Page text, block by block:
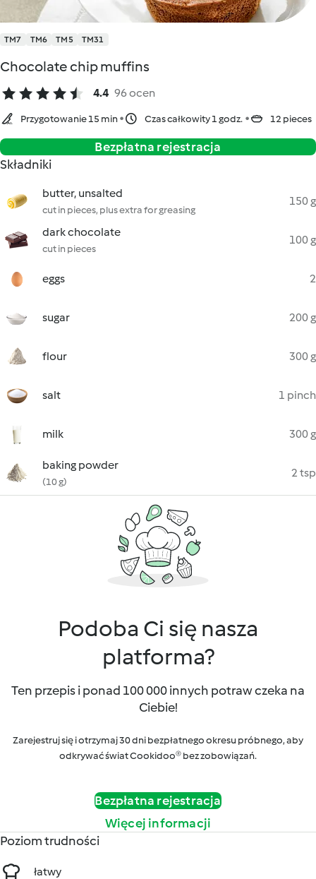
TM7 TM6 TM5 TM31
Chocolate chip muffins
4.4 96 ocen
Przygotowanie 15 min Czas całkowity 1 godz. 12 pieces
Bezpłatna rejestracja
Składniki
butter, unsalted
cut in pieces, plus extra for greasing
150 g
dark chocolate
cut in pieces
100 g
eggs 2
sugar 200 g
flour 300 g
salt 1 pinch
milk 300 g
baking powder
(10 g)
2 tsp
Podoba Ci się nasza
platforma?
Ten przepis i ponad 100 000 innych potraw czeka na
Ciebie!
Zarejestruj się i otrzymaj 30 dni bezpłatnego okresu próbnego, aby
odkrywać świat Cookidoo® bez zobowiązań.
Bezpłatna rejestracja
Więcej informacji
Poziom trudności
łatwy